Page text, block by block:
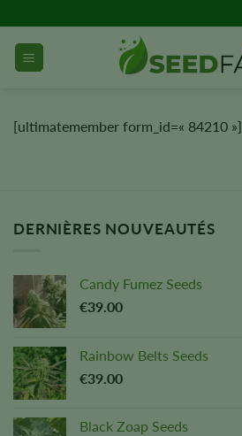
directement
contenu
[ultimatemember form_id=« 84210 »]
DERNIÈRES NOUVEAUTÉS
Candy Fumez Seeds
€39.00
Rainbow Belts Seeds
€39.00
Black Zoap Seeds